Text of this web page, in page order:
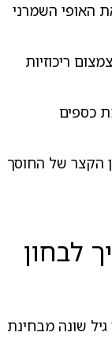
האופי השמרני
ריכוזיות
כספים
הקצר של החוסך
לבחון
שונה מבחינת